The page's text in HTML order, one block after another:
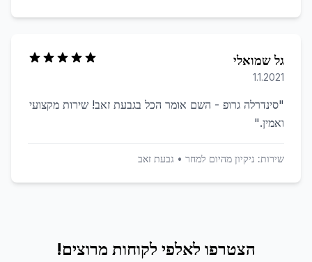
גל שמואלי
1.1.2021
"סינדרלה גרופ - השם אומר הכל בגבעת זאב! שירות מקצועי
ואמין."
שירות: ניקיון מהיום למחר • גבעת זאב
הצטרפו לאלפי לקוחות מרוצים!